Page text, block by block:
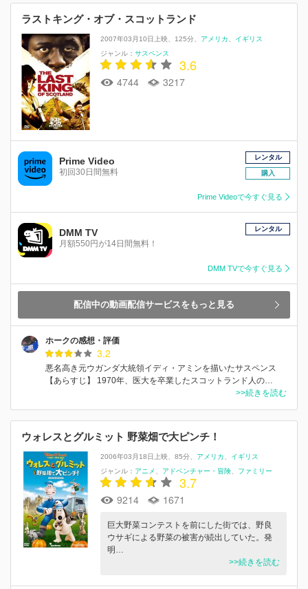
ラストキング・オブ・スコットランド
2007年03月10日上映 125分 アメリカ
イギリス
ジャンル： サスペンス
3.6
4744 3217
Prime Video
初回30日間無料
レンタル
購入
Prime Videoで今すぐ見る
DMM TV
月額550円が14日間無料！
レンタル
DMM TVで今すぐ見る
配信中の動画配信サービスをもっと見る
ホークの感想・評価
3.2
悪名高き元ウガンダ大統領イディ・アミンを描いたサスペンス
【あらすじ】 1970年、医大を卒業したスコットランド人の…
>>続きを読む
ウォレスとグルミット 野菜畑で大ピンチ！
2006年03月18日上映 85分 アメリカ
イギリス
ジャンル： アニメ アドベンチャー・冒険 ファミリー
3.7
9214 1671
巨大野菜コンテストを前にした街では、野良
ウサギによる野菜の被害が続出していた。発
明…
>>続きを読む